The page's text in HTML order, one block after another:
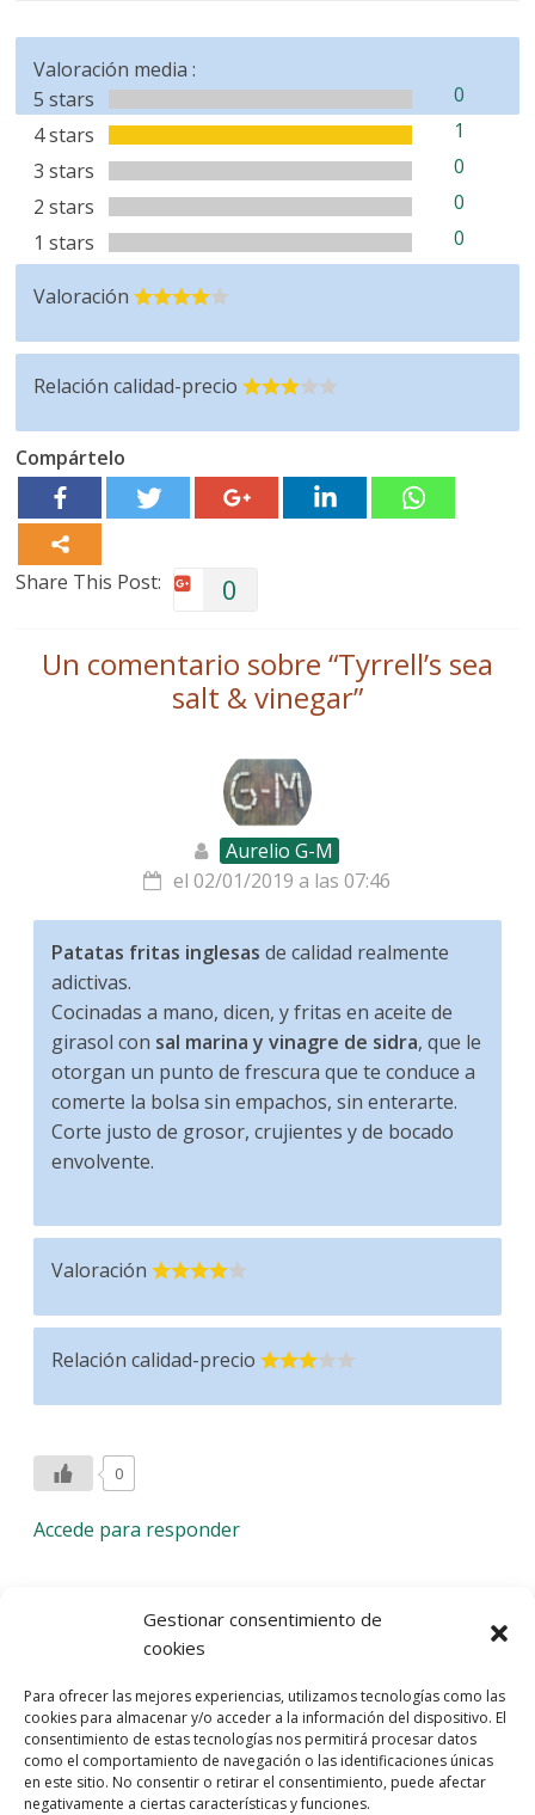
Gestionar consentimiento de
cookies
Para ofrecer las mejores experiencias, utilizamos tecnologías como las
cookies para almacenar y/o acceder a la información del dispositivo. El
consentimiento de estas tecnologías nos permitirá procesar datos
como el comportamiento de navegación o las identificaciones únicas
en este sitio. No consentir o retirar el consentimiento, puede afectar
negativamente a ciertas características y funciones.
Valoración media :
5 stars
0
4 stars
1
3 stars
0
2 stars
0
1 stars
0
Valoración
Relación calidad-precio
Compártelo
Share This Post: 0
Un comentario sobre “Tyrrell’s sea
salt & vinegar”
Aurelio G-M
el 02/01/2019 a las 07:46
Patatas fritas inglesas de calidad realmente
adictivas.
Cocinadas a mano, dicen, y fritas en aceite de
girasol con sal marina y vinagre de sidra, que le
otorgan un punto de frescura que te conduce a
comerte la bolsa sin empachos, sin enterarte.
Corte justo de grosor, crujientes y de bocado
envolvente.
Valoración
Relación calidad-precio
0
Accede para responder
Deja una respuesta
comentario.
Entra con tu red social
He leído y acepto laPolítica de Privacidad